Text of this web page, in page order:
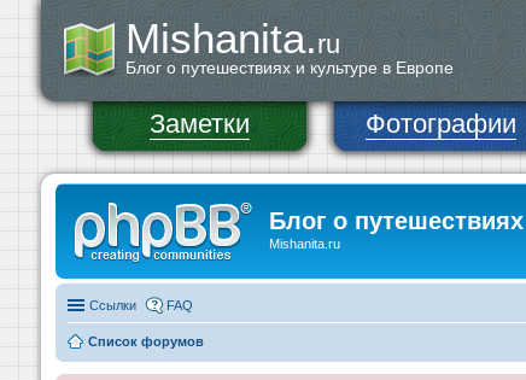
Mishanita.ru
Блог о путешествиях и культуре в Европе
Заметки Фотографии
Блог о
Mishanita.ru
Ссылки FAQ
Список форумов